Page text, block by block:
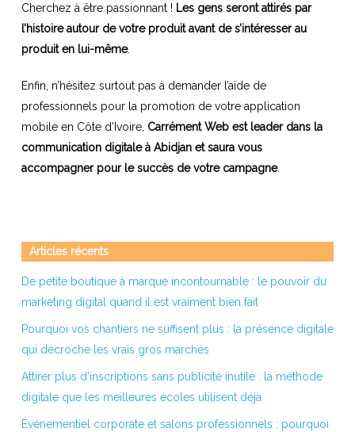
Cherchez à être passionnant ! Les gens seront attirés par
l’histoire autour de votre produit avant de s’intéresser au
produit en lui-même.
Enfin, n’hésitez surtout pas à demander l’aide de
professionnels pour la promotion de votre application
mobile en Côte d’Ivoire, Carrément Web est leader dans la
communication digitale à Abidjan et saura vous
accompagner pour le succès de votre campagne.
Articles récents
De petite boutique à marque incontournable : le pouvoir du
marketing digital quand il est vraiment bien fait
Pourquoi vos chantiers ne suffisent plus : la présence digitale
qui décroche les vrais gros marchés
Attirer plus d’inscriptions sans publicité inutile : la méthode
digitale que les meilleures écoles utilisent déjà
Événementiel corporate et salons professionnels : pourquoi